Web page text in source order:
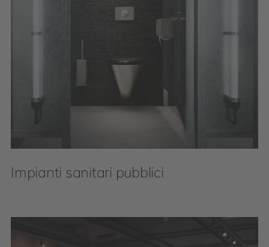
Impianti sanitari pubblici